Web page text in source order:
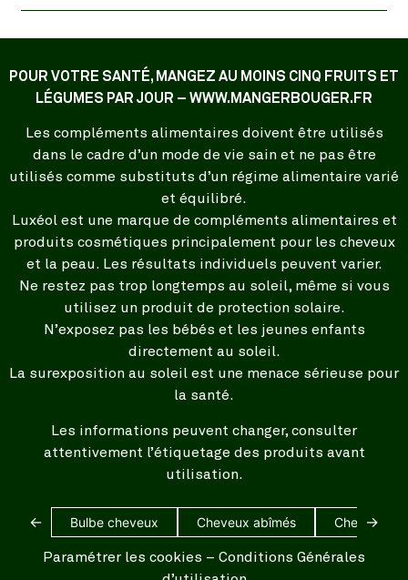
POUR VOTRE SANTÉ, MANGEZ AU MOINS CINQ FRUITS ET
LÉGUMES PAR JOUR – WWW.MANGERBOUGER.FR
Les compléments alimentaires doivent être utilisés
dans le cadre d’un mode de vie sain et ne pas être
utilisés comme substituts d’un régime alimentaire varié
et équilibré.
Luxéol est une marque de compléments alimentaires et
produits cosmétiques principalement pour les cheveux
et la peau. Les résultats individuels peuvent varier.
Ne restez pas trop longtemps au soleil, même si vous
utilisez un produit de protection solaire.
N’exposez pas les bébés et les jeunes enfants
directement au soleil.
La surexposition au soleil est une menace sérieuse pour
la santé.
Les informations peuvent changer, consulter
attentivement l’étiquetage des produits avant
utilisation.
← Bulbe cheveux Cheveux abîmés Cheveux
→
Paramétrer les cookies – Conditions Générales